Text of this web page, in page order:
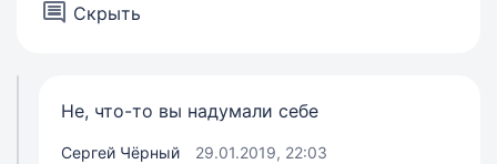
Скрыть
Не, что-то вы надумали себе
Сергей Чёрный 29.01.2019, 22:03